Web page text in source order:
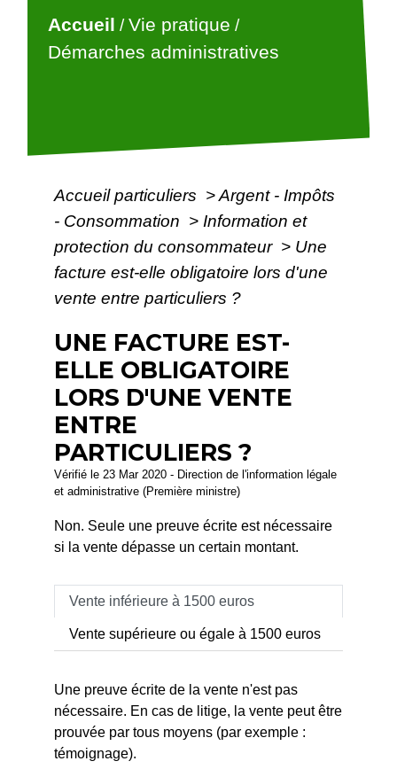
Accueil /Vie pratique /
Démarches administratives
Accueil particuliers >Argent - Impôts
- Consommation > Information et
protection du consommateur > Une
facture est-elle obligatoire lors d'une
vente entre particuliers ?
UNE FACTURE EST-
ELLE OBLIGATOIRE
LORS D'UNE VENTE
ENTRE
PARTICULIERS ?
Vérifié le 23 Mar 2020 - Direction de l'information légale
et administrative (Première ministre)
Non. Seule une preuve écrite est nécessaire
si la vente dépasse un certain montant.
Vente inférieure à 1500 euros
Vente supérieure ou égale à 1500 euros
Une preuve écrite de la vente n'est pas
nécessaire. En cas de litige, la vente peut être
prouvée par tous moyens (par exemple :
témoignage).